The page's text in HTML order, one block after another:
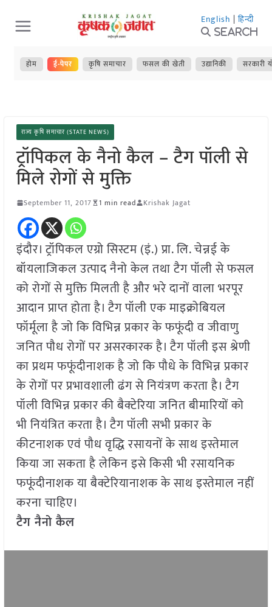
Skip
to
content
English | हिन्दी
Search
होम ई-पेपर कृषि समाचार फसल की खेती उद्यानिकी सरकारी
राज्य कृषि समाचार (STATE NEWS)
ट्रॉपिकल के नैनो कैल – टैग पॉली से
मिले रोगों से मुक्ति
September 11, 2017 1 min read Krishak Jagat
इंदौर। ट्रॉपिकल एग्रो सिस्टम (इं.) प्रा. लि. चेन्नई के
बॉयलाजिकल उत्पाद नैनो केल तथा टैग पॉली से फसल
को रोगों से मुक्ति मिलती है और भरे दानों वाला भरपूर
आदान प्राप्त होता है। टैग पॉली एक माइक्रोबियल
फॉर्मूला है जो कि विभिन्न प्रकार के फफूंदी व जीवाणु
जनित पौध रोगों पर असरकारक है। टैग पॉली इस श्रेणी
का प्रथम फफूंदीनाशक है जो कि पौधे के विभिन्न प्रकार
के रोगों पर प्रभावशाली ढंग से नियंत्रण करता है। टैग
पॉली विभिन्न प्रकार की बैक्टेरिया जनित बीमारियों को
भी नियंत्रित करता है। टैग पॉली सभी प्रकार के
कीटनाशक एवं पौध वृद्धि रसायनों के साथ इस्तेमाल
किया जा सकता है लेकिन इसे किसी भी रसायनिक
फफूंदीनाशक या बैक्टेरियानाशक के साथ इस्तेमाल नहीं
करना चाहिए।
टैग नैनो कैल